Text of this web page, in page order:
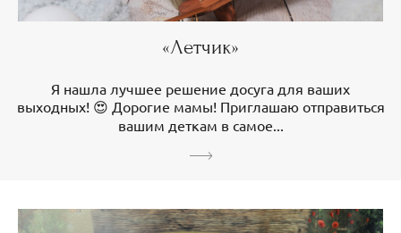
«Летчик»
Я нашла лучшее решение досуга для ваших
выходных! 😍 Дорогие мамы! Приглашаю отправиться
вашим деткам в самое...